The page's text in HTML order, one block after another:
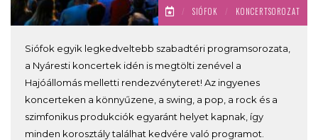
/ SIÓFOK / KONCERTSOROZAT
Siófok egyik legkedveltebb szabadtéri programsorozata,
a Nyáresti koncertek idén is megtölti zenével a
Hajóállomás melletti rendezvényteret! Az ingyenes
koncerteken a könnyűzene, a swing, a pop, a rock és a
szimfonikus produkciók egyaránt helyet kapnak, így
minden korosztály találhat kedvére való programot.